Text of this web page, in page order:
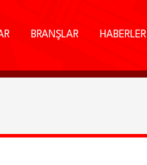
BRANŞLAR HABERLER